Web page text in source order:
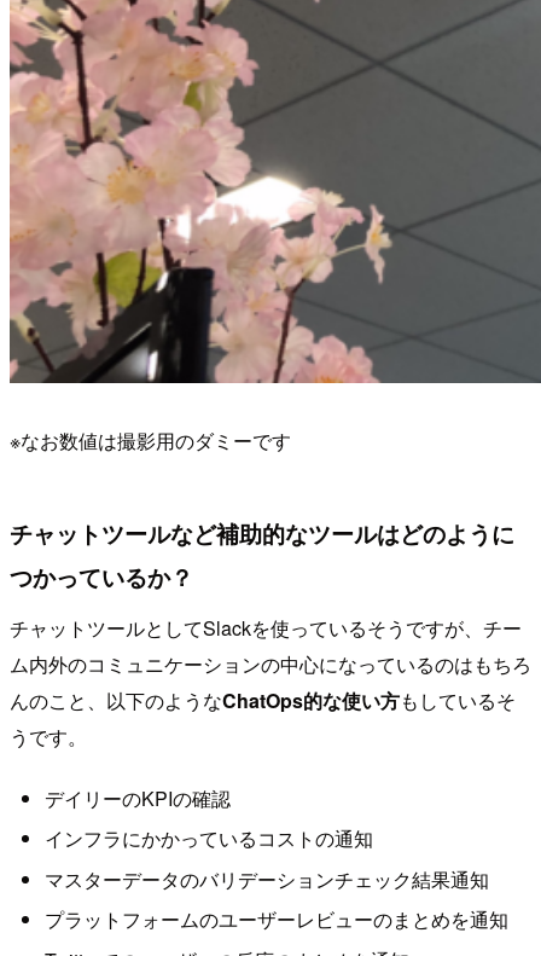
※なお数値は撮影用のダミーです
チャットツールなど補助的なツールはどのように
つかっているか？
チャットツールとしてSlackを使っているそうですが、チー
ム内外のコミュニケーションの中心になっているのはもちろ
んのこと、以下のようなChatOps的な使い方もしているそ
うです。
デイリーのKPIの確認
インフラにかかっているコストの通知
マスターデータのバリデーションチェック結果通知
プラットフォームのユーザーレビューのまとめを通知